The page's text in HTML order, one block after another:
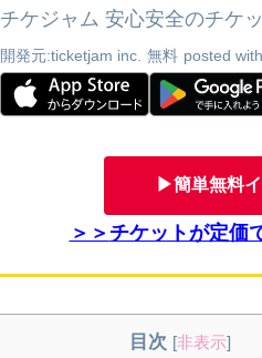
チケジャム 安心安全のチケ
開発元:ticketjam inc. 無料 posted with
▶簡単無料
＞＞ チケットが定価
目次 [非表示]